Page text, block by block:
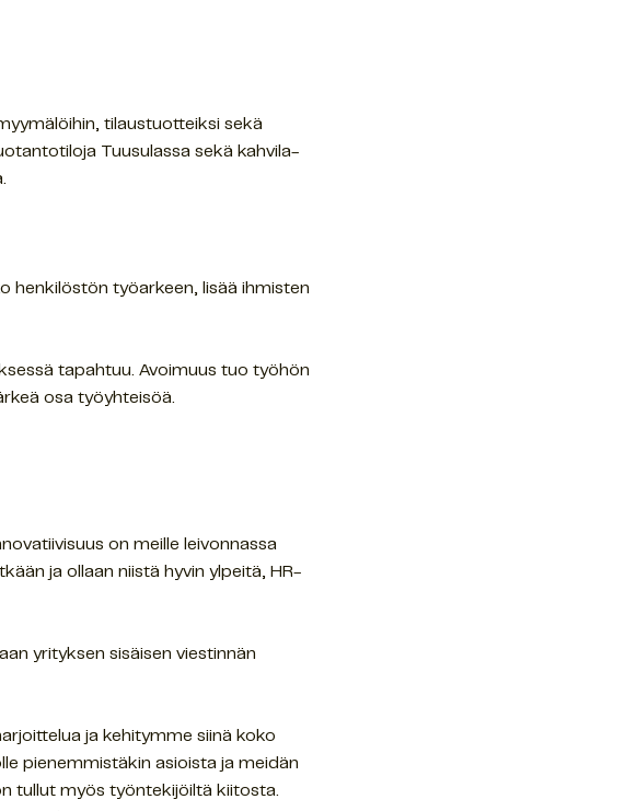
tilaustuotteiksi sekä
Tuusulassa sekä kahvila-
henkilöstön työarkeen, lisää ihmisten
tapahtuu. Avoimuus tuo työhön
osa työyhteisöä.
on meille leivonnassa
ja ollaan niistä hyvin ylpeitä, HR-
yrityksen sisäisen viestinnän
ja kehitymme siinä koko
pienemmistäkin asioista ja meidän
tullut myös työntekijöiltä kiitosta.